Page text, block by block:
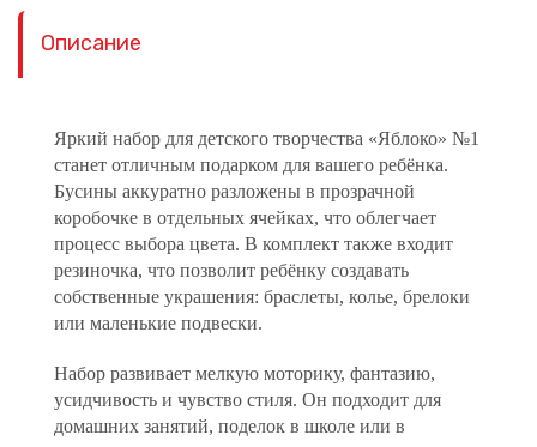
Описание
Яркий набор для детского творчества «Яблоко» №1
станет отличным подарком для вашего ребёнка.
Бусины аккуратно разложены в прозрачной
коробочке в отдельных ячейках, что облегчает
процесс выбора цвета. В комплект также входит
резиночка, что позволит ребёнку создавать
собственные украшения: браслеты, колье, брелоки
или маленькие подвески.
Набор развивает мелкую моторику, фантазию,
усидчивость и чувство стиля. Он подходит для
домашних занятий, поделок в школе или в